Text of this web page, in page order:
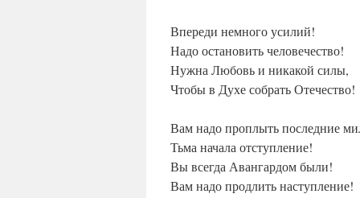
Впереди немного усилий!
Надо остановить человечество!
Нужна Любовь и никакой силы,
Чтобы в Духе собрать Отечество!
Вам надо проплыть последние
Тьма начала отступление!
Вы всегда Авангардом были!
Вам надо продлить наступление!